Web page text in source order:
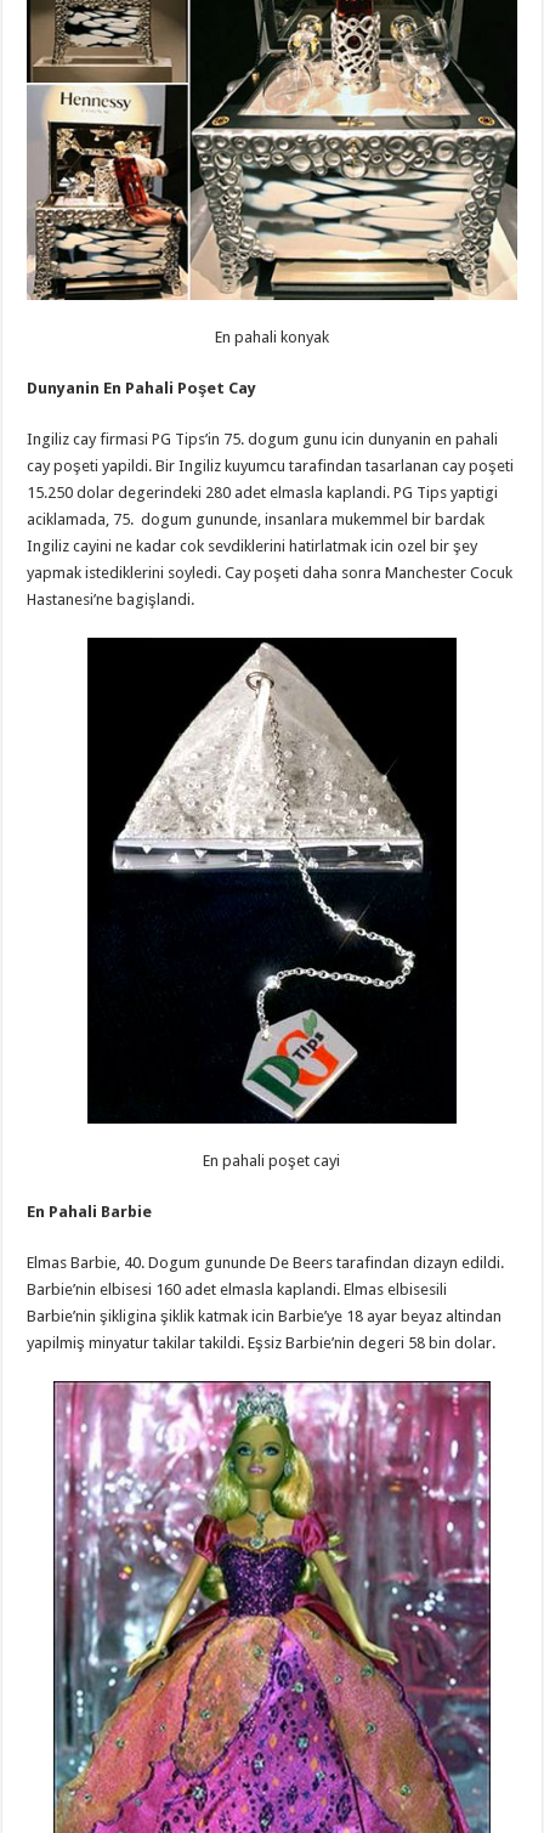
En pahali konyak
Dunyanin En Pahali Poşet Cay
Ingiliz cay firmasi PG Tips’in 75. dogum gunu icin dunyanin en pahali
cay poşeti yapildi. Bir Ingiliz kuyumcu tarafindan tasarlanan cay poşeti
15.250 dolar degerindeki 280 adet elmasla kaplandi. PG Tips yaptigi
aciklamada, 75. dogum gununde, insanlara mukemmel bir bardak
Ingiliz cayini ne kadar cok sevdiklerini hatirlatmak icin ozel bir şey
yapmak istediklerini soyledi. Cay poşeti daha sonra Manchester Cocuk
Hastanesi’ne bagişlandi.
En pahali poşet cayi
En Pahali Barbie
Elmas Barbie, 40. Dogum gununde De Beers tarafindan dizayn edildi.
Barbie’nin elbisesi 160 adet elmasla kaplandi. Elmas elbisesili
Barbie’nin şikligina şiklik katmak icin Barbie’ye 18 ayar beyaz altindan
yapilmiş minyatur takilar takildi. Eşsiz Barbie’nin degeri 58 bin dolar.